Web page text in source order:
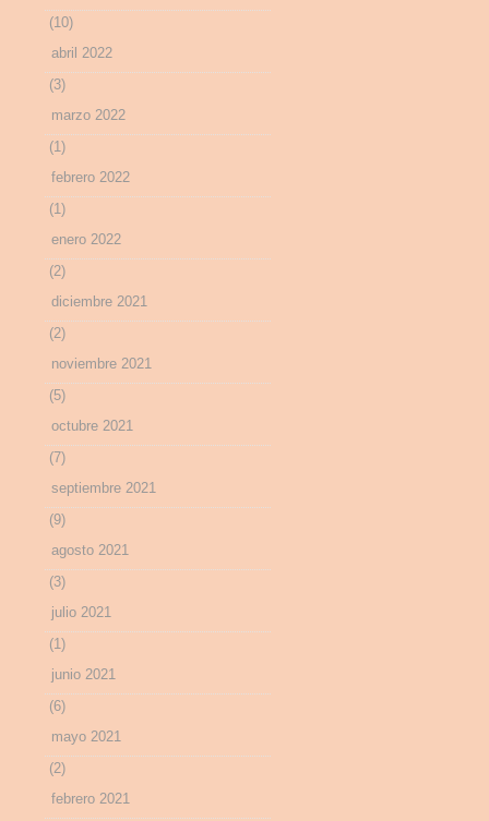
(10)
abril 2022
(3)
marzo 2022
(1)
febrero 2022
(1)
enero 2022
(2)
diciembre 2021
(2)
noviembre 2021
(5)
octubre 2021
(7)
septiembre 2021
(9)
agosto 2021
(3)
julio 2021
(1)
junio 2021
(6)
mayo 2021
(2)
febrero 2021